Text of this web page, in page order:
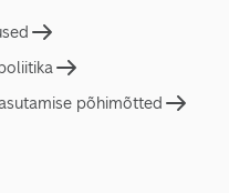
põhimõtted